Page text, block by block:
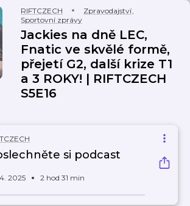
RIFTCZECH Zpravodajství,
Sportovní zprávy
Jackies na dně LEC,
Fnatic ve skvělé formě,
přejetí G2, další krize T1
a 3 ROKY! | RIFTCZECH
S5E16
si podcast
2025 2 hod 31 min